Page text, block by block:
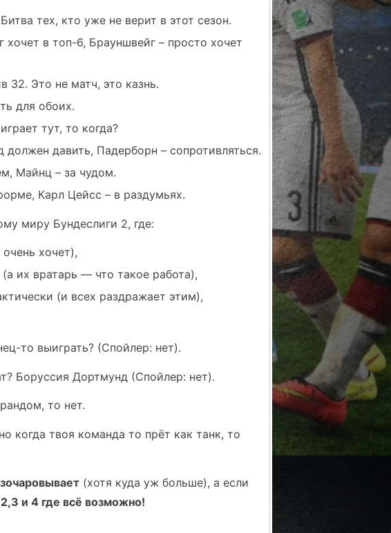
тех, кто уже не верит в этот сезон.
хочет в топ-6, Брауншвейг – просто хочет
32. Это не матч, это казнь.
для обоих.
тут, то когда?
должен давить, Падерборн – сопротивляться.
Майнц – за чудом.
Карл Цейсс – в раздумьях.
миру Бундеслиги 2, где:
хочет),
их вратарь — что такое работа),
(и всех раздражает этим),
то выиграть? (Спойлер: нет).
Боруссия Дортмунд (Спойлер: нет).
то нет.
когда твоя команда то прёт как танк, то
(хотя куда уж больше), а если
и 4 где всё возможно!